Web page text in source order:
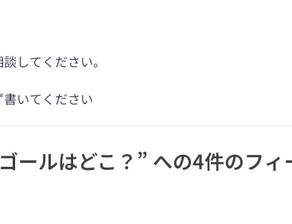
してください。
いてください
ールはどこ？ ” への4件のフィ